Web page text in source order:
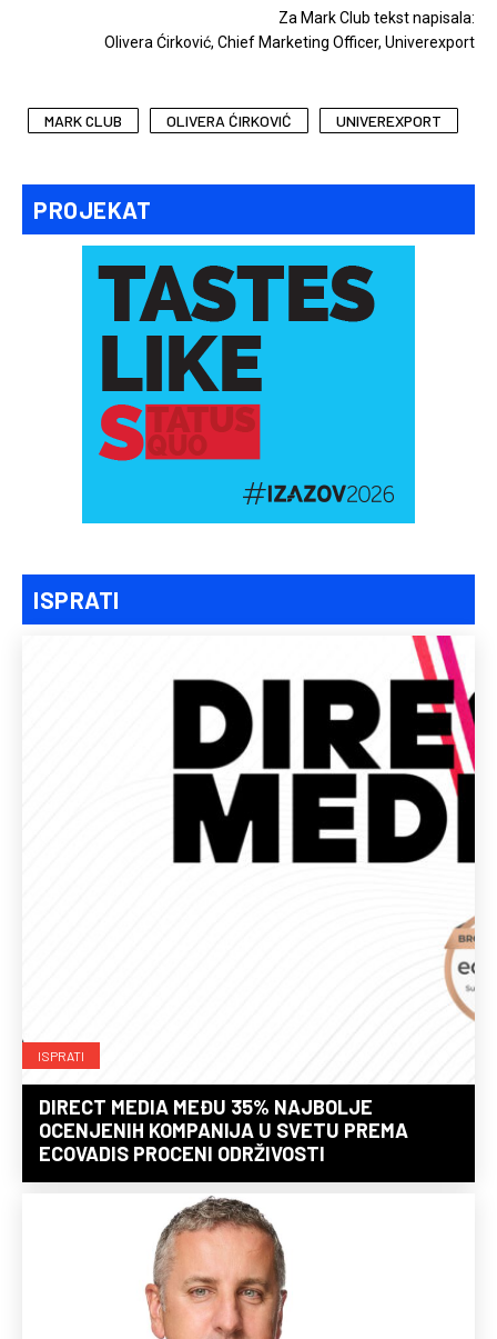
PROJEKAT
ISPRATI
ISPRATI
DIRECT MEDIA MEĐU 35% NAJBOLJE
OCENJENIH KOMPANIJA U SVETU PREMA
ECOVADIS PROCENI ODRŽIVOSTI
Za Mark Club tekst napisala:
Olivera Ćirković, Chief Marketing Officer, Univerexport
MARK CLUB OLIVERA ĆIRKOVIĆ UNIVEREXPORT